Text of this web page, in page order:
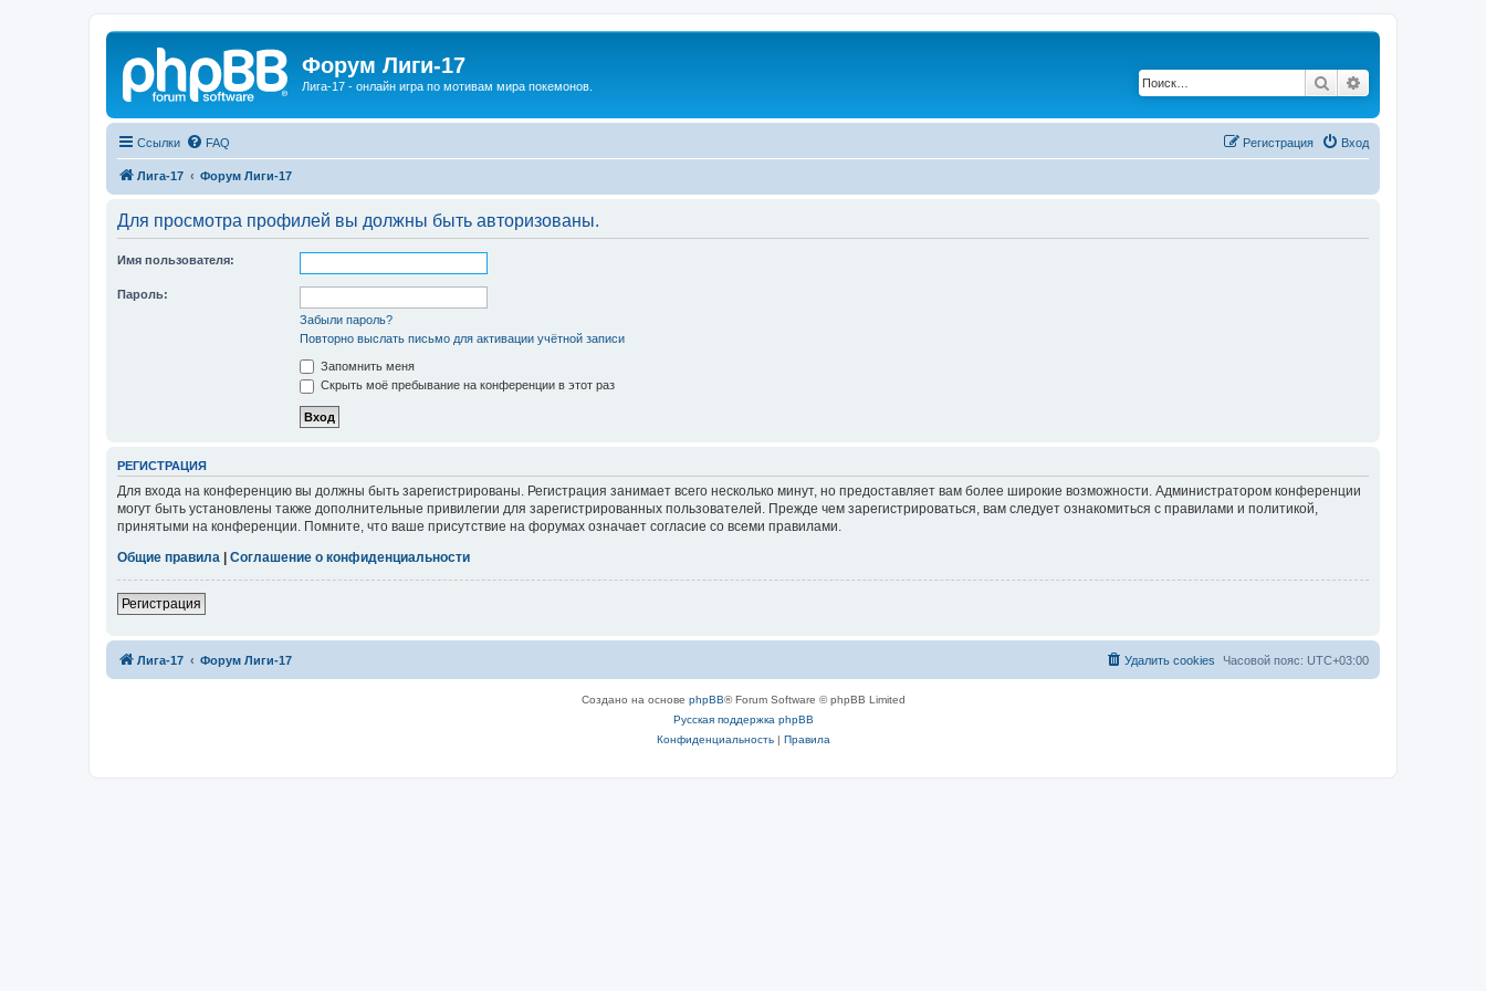
Форум Лиги-17
Лига-17 - онлайн игра по мотивам мира покемонов. Поиск
Ссылки FAQ Вход
Регистрация
Лига-17 Форум Лиги-17
Для просмотра профилей вы должны быть авторизованы.
Имя пользователя:
Пароль:
Забыли пароль?
Повторно выслать письмо для активации учётной записи
Запомнить меня
Скрыть моё пребывание на конференции в этот раз
РЕГИСТРАЦИЯ
Для входа на конференцию вы должны быть зарегистрированы. Регистрация занимает всего несколько минут, но предоставляет вам более широкие возможности. Администратором конференции
могут быть установлены также дополнительные привилегии для зарегистрированных пользователей. Прежде чем зарегистрироваться, вам следует ознакомиться с правилами и политикой,
принятыми на конференции. Помните, что ваше присутствие на форумах означает согласие со всеми правилами.
Общие правила
Соглашение о конфиденциальности
Регистрация
Лига-17 Форум Лиги-17 Часовой пояс: UTC+03:00
Удалить cookies
Создано на основе phpBB® Forum Software © phpBB Limited
Русская поддержка phpBB
Конфиденциальность| Правила